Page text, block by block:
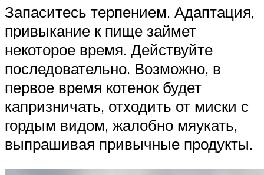
Запаситесь терпением. Адаптация,
привыкание к пище займет
некоторое время. Действуйте
последовательно. Возможно, в
первое время котенок будет
капризничать, отходить от миски с
гордым видом, жалобно мяукать,
выпрашивая привычные продукты.